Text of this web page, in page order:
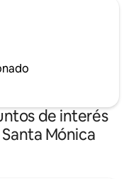
de interés
Mónica